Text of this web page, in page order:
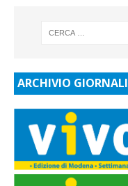
ARCHIVIO GIORNALI